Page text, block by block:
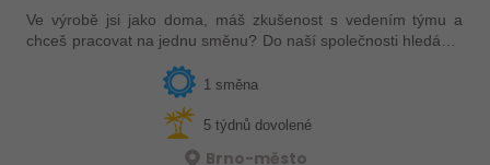
Ve výrobě jsi jako doma, máš zkušenost s vedením týmu a
chceš pracovat na jednu směnu? Do naší společnosti hledáme
a práci s CNC stroji?…
1 směna
5 týdnů dovolené
Brno-město